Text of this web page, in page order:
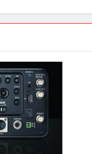
Neumann NDH-20
Vincent DAC-700
Ago